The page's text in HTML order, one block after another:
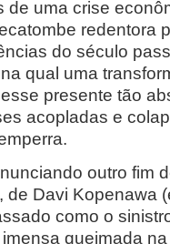
de uma crise
redentora
do século
qual uma
presente tão
acopladas e
outro fim
, de Davi Kopenawa
como o
queimada